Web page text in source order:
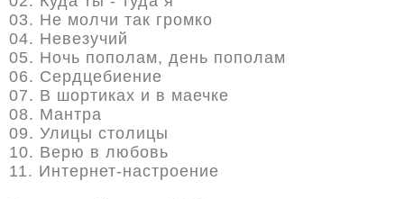
03. Не молчи так громко
04. Невезучий
05. Ночь пополам, день пополам
06. Сердцебиение
07. В шортиках и в маечке
08. Мантра
09. Улицы столицы
10. Верю в любовь
11. Интернет-настроение